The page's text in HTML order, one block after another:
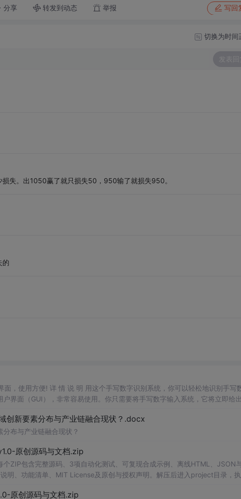
分享 转发到动态 举报 写回
切换为时间
发表回
失。出1050赢了就只损失50，950输了就损失950。
的
，使用方便! 详 情 说 明 用这个手写数字识别系统，你可以轻松地识别手写
界面（GUI），非常容易使用。你只需要将手写数字输入系统，它将立即给
创新要素分布与产业链融合现状？.docx
布与产业链融合现状？
原创源码与文档.zip
ZIP包含完整源码、3项自动化测试、可复现合成示例、离线HTML、JSON
明、功能清单、MIT License及原创与授权声明。解压后进入project目录，
。适合前端开发、AI应用工程、测试审计和课程实践。
原创源码与文档.zip